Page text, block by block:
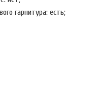
гарнитура: есть;